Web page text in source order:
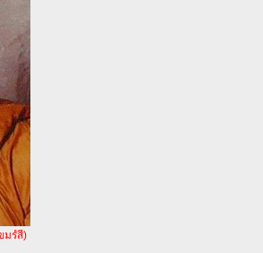
มรํสี)